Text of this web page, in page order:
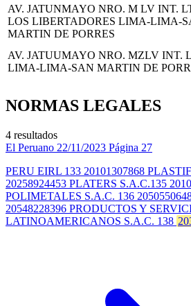
AV. JATUNMAYO NRO. M LV INT.
LOS LIBERTADORES LIMA-LIMA-
MARTIN DE PORRES
AV. JATUUMAYO NRO. MZLV INT.
LIMA-LIMA-SAN MARTIN DE
NORMAS LEGALES
4 resultados
El Peruano 22/11/2023 Página 27
PERU EIRL 133 20101307868
20258924453 PLATERS S.A.C.135
POLIMETALES S.A.C. 136
20548228396 PRODUCTOS Y
LATINOAMERICANOS S.A.C. 138